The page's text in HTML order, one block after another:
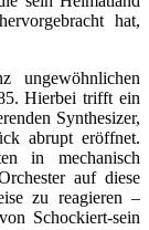
hat,
ungewöhnlichen
Hierbei trifft ein
Synthesizer,
abrupt eröffnet.
in mechanisch
auf diese
zu reagieren –
Schockiert-sein